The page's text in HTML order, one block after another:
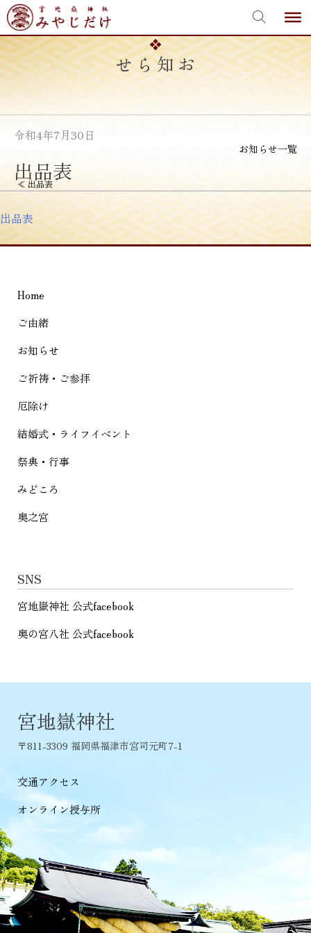
Skip
to
content
お知らせ
令和4年7月30日
お知らせ一覧
出品表
出品表
投
稿
ナ
ビ
ー
シ
ョ
ン
≪ 出品表
Home
ご由緒
お知らせ
ご祈祷・ご参拝
厄除け
結婚式・ライフイベント
祭典・行事
みどころ
奥之宮
SNS
宮地嶽神社 公式facebook
奥の宮八社 公式facebook
宮地嶽神社
〒811-3309 福岡県福津市宮司元町7-1
交通アクセス
オンライン授与所